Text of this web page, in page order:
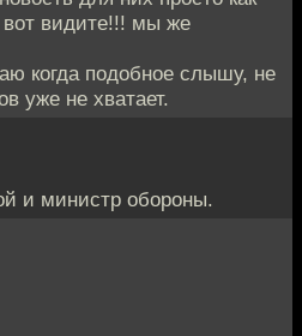
видите!!! мы же
когда подобное слышу, не
уже не хватает.
и министр обороны.